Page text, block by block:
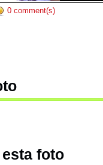
0 comment(s)
foto